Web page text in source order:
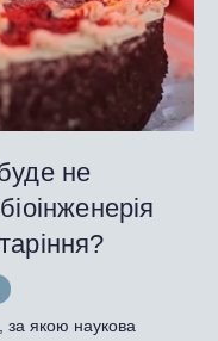
не
за якою наукова